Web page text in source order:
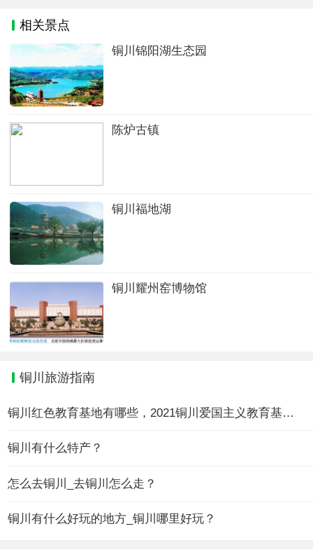
相关景点
铜川锦阳湖生态园
陈炉古镇
铜川福地湖
铜川耀州窑博物馆
铜川旅游指南
铜川红色教育基地有哪些，2021铜川爱国主义教育基地大全
铜川有什么特产？
怎么去铜川_去铜川怎么走？
铜川有什么好玩的地方_铜川哪里好玩？